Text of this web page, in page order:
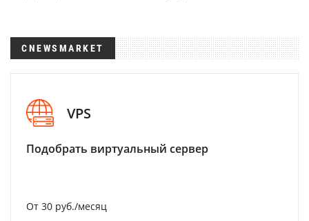
CNEWSMARKET
VPS
Подобрать виртуальный сервер
От 30 руб./месяц